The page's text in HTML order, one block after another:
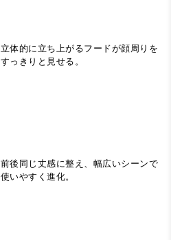
立体的に立ち上がるフードが顔周りを
すっきりと見せる。
前後同じ丈感に整え、幅広いシーンで
使いやすく進化。